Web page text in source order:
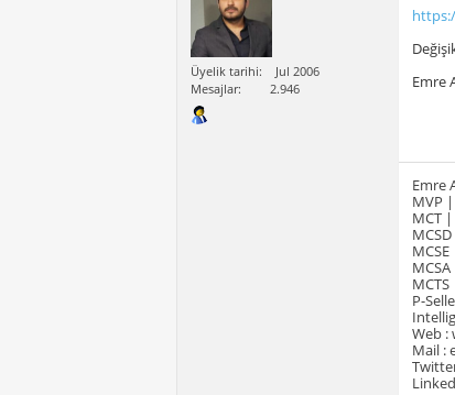
Üyelik tarihi
Jul 2006
Mesajlar
2.946
Emre
Emre
MVP
MCT |
P-
Web :
Mail :